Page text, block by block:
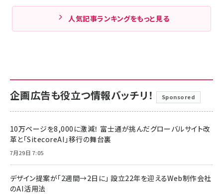
人気記事ランキングをもっと見る
企画広告も役立つ情報バッチリ！ Sponsored
10万ページを8,000に激減！ 富士通が挑んだグローバルサイト改
革と「SitecoreAI」移行の舞台裏
7月29日 7:05
デザイン提案が「2週間→2日に」 設立22年を迎えるWeb制作会社
のAI活用法